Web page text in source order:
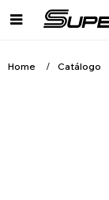

Home Catálogo